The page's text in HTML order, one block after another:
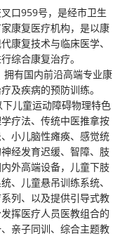
口959号，是经市卫生
康复医疗机构，是以康
康复技术与临床医学、
综合康复治疗。
有国内前沿高端专业康
及疾病的预防训练。
儿童运动障碍物理特色
疗法、传统中医推拿按
小儿脑性瘫痪、感觉统
经发育迟缓、智障、肢
外高端设备，儿童下肢
、儿童悬吊训练系统、
列、以及提供引导式教
挥医疗人员医教组合的
亲子同训、综合主题教